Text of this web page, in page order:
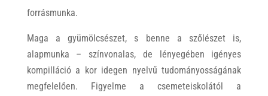
forrásmunka.
Maga a gyümölcsészet, s benne a szőlészet is,
alapmunka – színvonalas, de lényegében igényes
kompilláció a kor idegen nyelvű tudományosságának
megfelelően. Figyelme a csemeteiskolától a